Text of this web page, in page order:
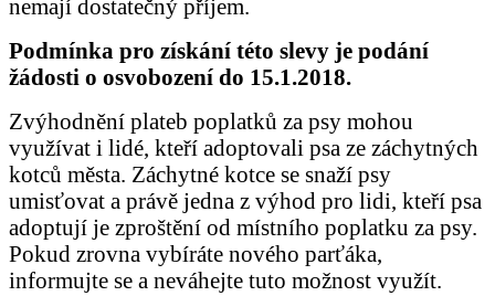
nemají dostatečný příjem.
Podmínka pro získání této slevy je podání
žádosti o osvobození do 15.1.2018.
Zvýhodnění plateb poplatků za psy mohou
využívat i lidé, kteří adoptovali psa ze záchytných
kotců města. Záchytné kotce se snaží psy
umisťovat a právě jedna z výhod pro lidi, kteří psa
adoptují je zproštění od místního poplatku za psy.
Pokud zrovna vybíráte nového parťáka,
informujte se a neváhejte tuto možnost využít.